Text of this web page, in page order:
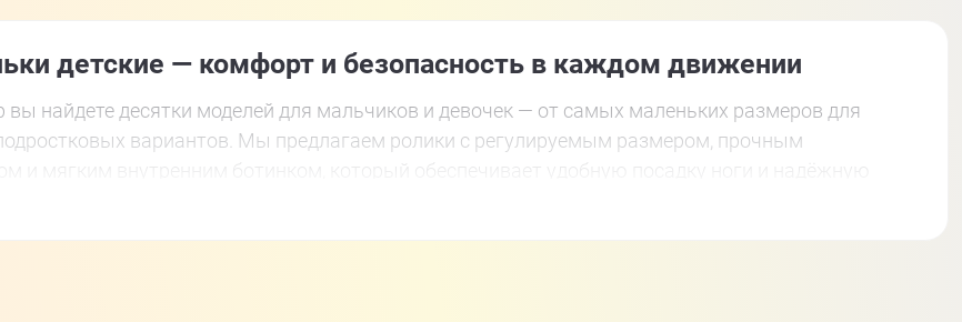
детские — комфорт и безопасность в каждом движении
вы найдете десятки моделей для мальчиков и девочек — от самых маленьких размеров для
вариантов. Мы предлагаем ролики с регулируемым размером, прочным
внимание на жёсткость корпуса и материал колёс. Полиуретановые колёса обеспечивают